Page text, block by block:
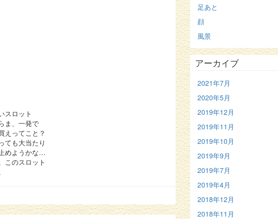
スロット
ま、一発で
えってこと？
ても大当たり
めようかな…
このスロット
足あと
顔
風景
アーカイブ
2021年7月
2020年5月
2019年12月
2019年11月
2019年10月
2019年9月
2019年7月
2019年4月
2018年12月
2018年11月